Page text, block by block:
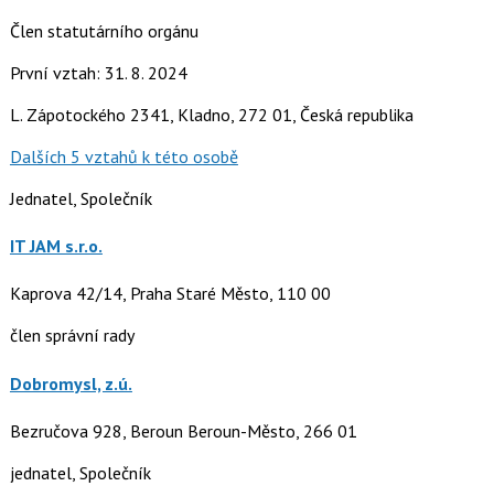
Člen statutárního orgánu
První vztah: 31. 8. 2024
L. Zápotockého 2341, Kladno, 272 01, Česká republika
Dalších 5 vztahů k této osobě
Jednatel, Společník
IT JAM s.r.o.
Kaprova 42/14, Praha Staré Město, 110 00
člen správní rady
Dobromysl, z.ú.
Bezručova 928, Beroun Beroun-Město, 266 01
jednatel, Společník